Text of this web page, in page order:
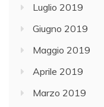
Luglio 2019
Giugno 2019
Maggio 2019
Aprile 2019
Marzo 2019